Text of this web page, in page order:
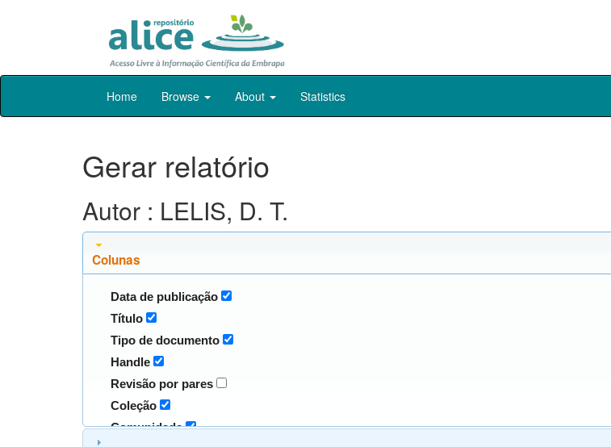
Skip
Home Browse About Statistics
Gerar relatório
Autor : LELIS, D. T.
Colunas
Data de publicação
Título
Tipo de documento
Handle
Revisão por pares
Coleção
Comunidade